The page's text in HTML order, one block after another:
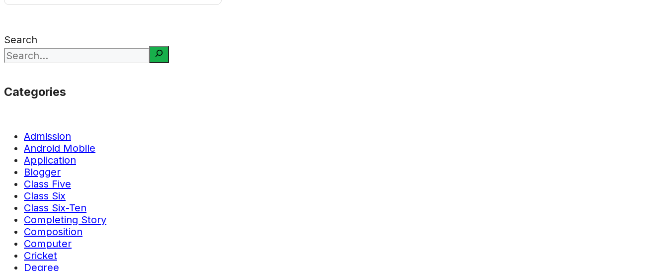
Search
Categories
Admission
Android Mobile
Application
Blogger
Class Five
Class Six
Class Six-Ten
Completing Story
Composition
Computer
Cricket
Degree